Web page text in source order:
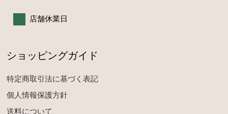
店舗休業日
ショッピングガイド
特定商取引法に基づく表記
個人情報保護方針
送料について